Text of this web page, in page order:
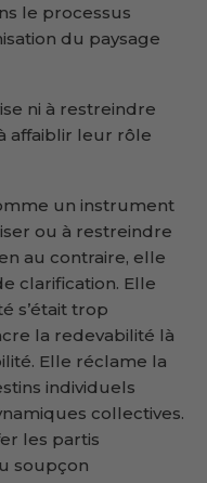
le processus
du paysage
ni à restreindre
affaiblir leur rôle
un instrument
ou à restreindre
au contraire, elle
clarification. Elle
s’était trop
la redevabilité là
Elle réclame la
individuels
collectives.
les partis
soupçon